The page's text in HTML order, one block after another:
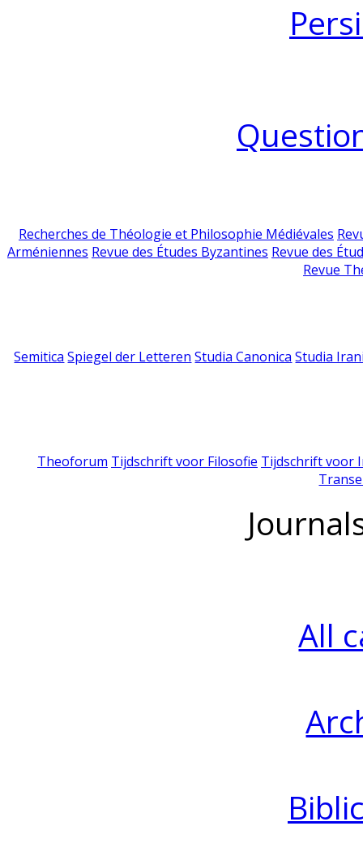
Recherches de Théologie et Philosophie Médiévales
Arméniennes Revue des Études Byzantines Revue des
Revue
Semitica Spiegel der Letteren Studia Canonica Studia
Theoforum Tijdschrift voor Filosofie Tijdschrift voor
All